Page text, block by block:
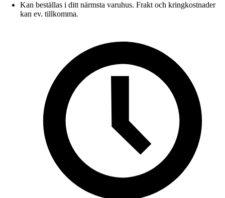
Kan beställas i ditt närmsta varuhus. Frakt och kringkostnader
kan ev. tillkomma.